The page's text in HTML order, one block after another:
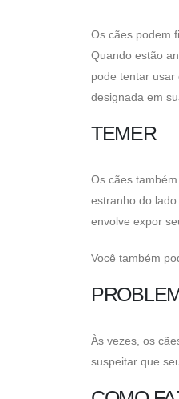
Os cães podem
Quando estão
pode tentar
designada em
TEMER
Os cães
estranho do
envolve expor
Você também
Às vezes, os
suspeitar que